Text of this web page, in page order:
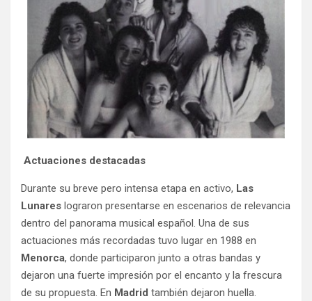
Actuaciones destacadas
Durante su breve pero intensa etapa en activo, Las
Lunares lograron presentarse en escenarios de relevancia
dentro del panorama musical español. Una de sus
actuaciones más recordadas tuvo lugar en 1988 en
Menorca, donde participaron junto a otras bandas y
dejaron una fuerte impresión por el encanto y la frescura
de su propuesta. En Madrid también dejaron huella.